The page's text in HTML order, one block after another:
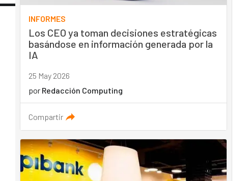
INFORMES
Los CEO ya toman decisiones estratégicas
basándose en información generada por la
IA
25 May 2026
por Redacción Computing
Compartir